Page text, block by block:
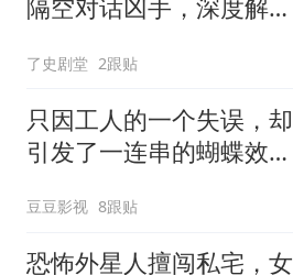
隔空对话凶手，深度解读
了史剧堂 2跟贴
只因工人的一个失误，却
引发了一连串的蝴蝶效
豆豆影视 8跟贴
恐怖外星人擅闯私宅，女